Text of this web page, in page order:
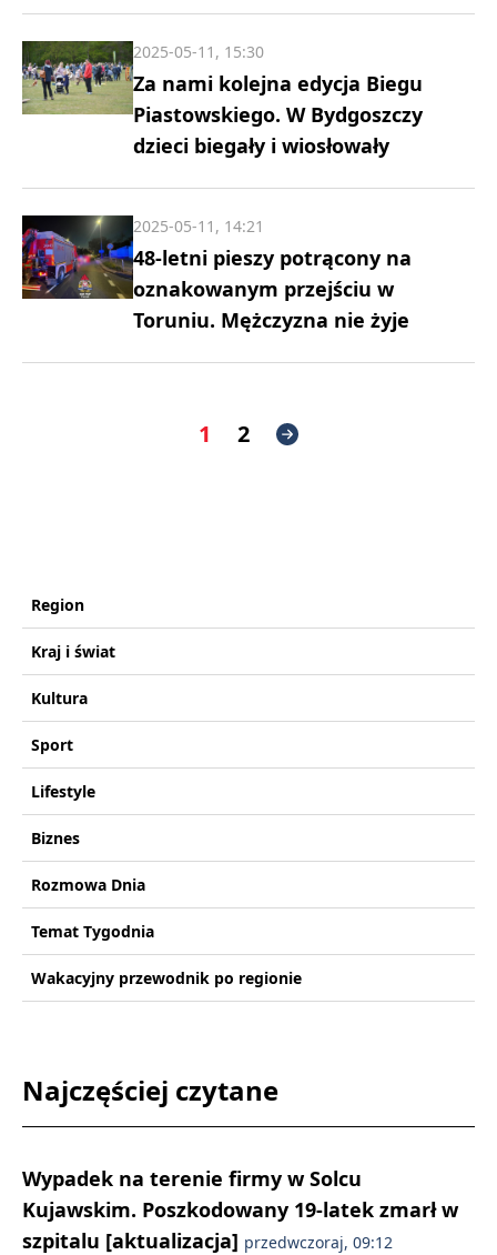
Za nami kolejna edycja Biegu
Piastowskiego. W Bydgoszczy
dzieci biegały i wiosłowały
2025-05-11, 15:30
48-letni pieszy potrącony na
oznakowanym przejściu w
Toruniu. Mężczyzna nie żyje
2025-05-11, 14:21
1 2
Region
Kraj i świat
Kultura
Sport
Lifestyle
Biznes
Rozmowa Dnia
Temat Tygodnia
Wakacyjny przewodnik po regionie
Najczęściej czytane
Wypadek na terenie firmy w Solcu
Kujawskim. Poszkodowany 19-latek zmarł w
szpitalu [aktualizacja] przedwczoraj, 09:12